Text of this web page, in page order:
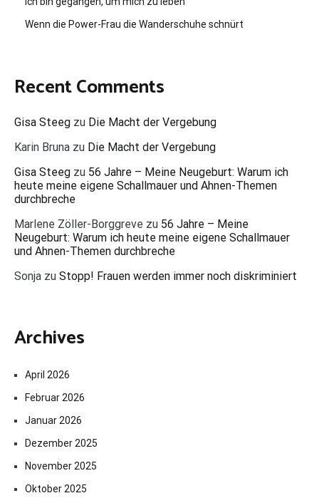
Wenn die Power-Frau die Wanderschuhe schnürt
Recent Comments
Gisa Steeg zu Die Macht der Vergebung
Karin Bruna zu Die Macht der Vergebung
Gisa Steeg zu 56 Jahre – Meine Neugeburt: Warum ich
heute meine eigene Schallmauer und Ahnen-Themen
durchbreche
Marlene Zöller-Borggreve zu 56 Jahre – Meine
Neugeburt: Warum ich heute meine eigene Schallmauer
und Ahnen-Themen durchbreche
Sonja zu Stopp! Frauen werden immer noch diskriminiert
Archives
April 2026
Februar 2026
Januar 2026
Dezember 2025
November 2025
Oktober 2025